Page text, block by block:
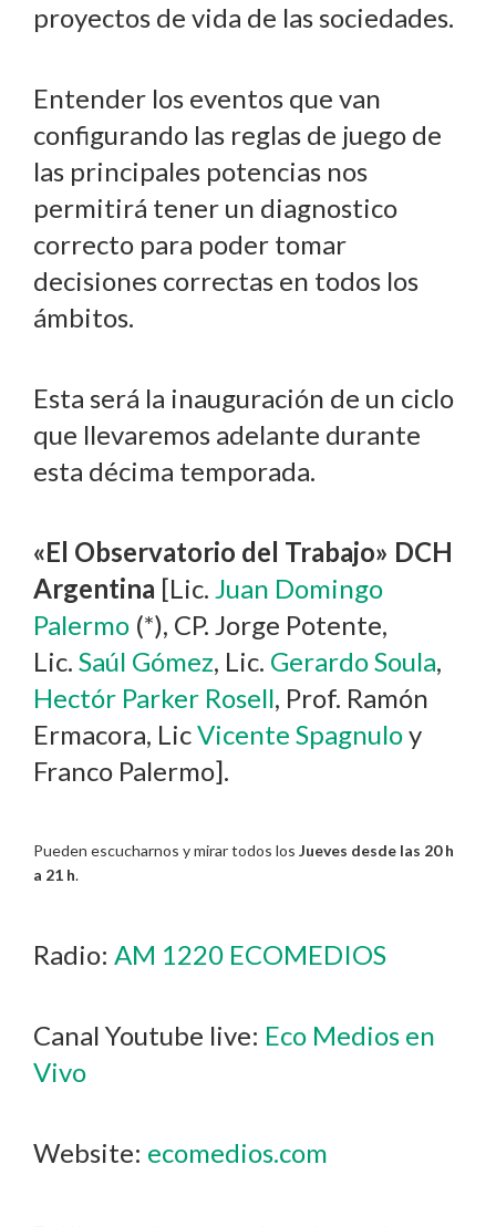
proyectos de vida de las sociedades.
Entender los eventos que van
configurando las reglas de juego de
las principales potencias nos
permitirá tener un diagnostico
correcto para poder tomar
decisiones correctas en todos los
ámbitos.
Esta será la inauguración de un ciclo
que llevaremos adelante durante
esta décima temporada.
«El Observatorio del Trabajo» DCH
Argentina [Lic. Juan Domingo
Palermo (*), CP. Jorge Potente,
Lic. Saúl Gómez, Lic. Gerardo Soula,
Hectór Parker Rosell, Prof. Ramón
Ermacora, LicVicente Spagnuloy
Franco Palermo].
Pueden escucharnos y mirar todos los Jueves desde las 20 h
a 21 h.
Radio: AM 1220 ECOMEDIOS
Canal Youtube live: Eco Medios en
Vivo
Website: ecomedios.com